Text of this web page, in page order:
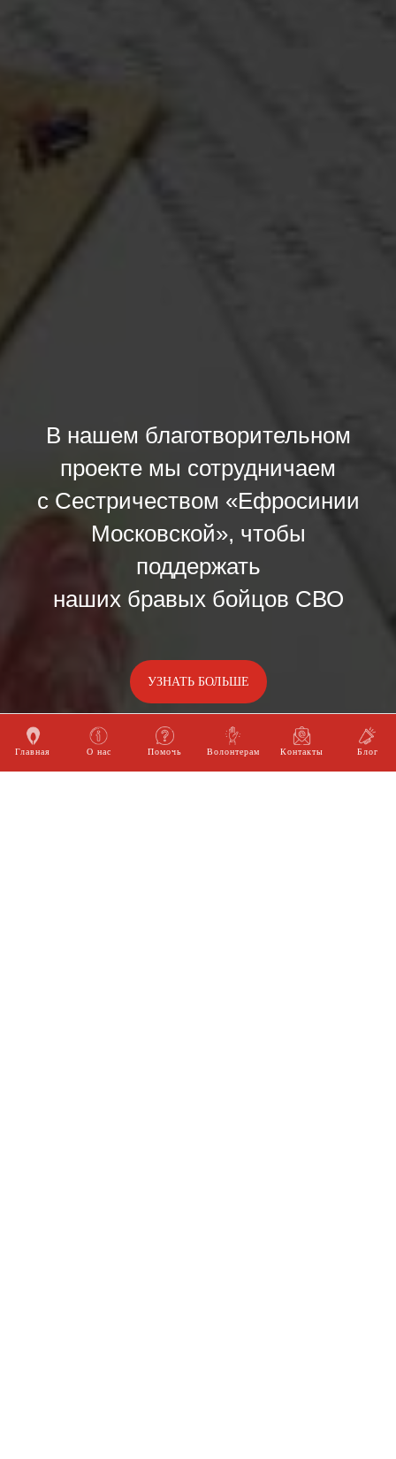
Главная О нас Помочь Волонтерам Контакты Блог
В нашем благотворительном
проекте мы сотрудничаем
с Сестричеством «Ефросинии
Московской», чтобы
поддержать
наших бравых бойцов СВО
УЗНАТЬ БОЛЬШЕ